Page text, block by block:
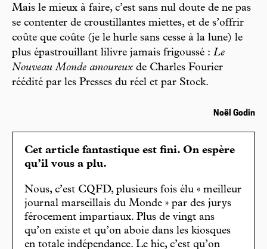
Mais le mieux à faire, c’est sans nul doute de ne pas
se contenter de croustillantes miettes, et de s’offrir
coûte que coûte (je le hurle sans cesse à la lune) le
plus épastrouillant lilivre jamais frigoussé : Le
Nouveau Monde amoureux de Charles Fourier
réédité par les Presses du réel et par Stock.
Noël Godin
Cet article fantastique est fini. On espère
qu’il vous a plu.
Nous, c’est CQFD, plusieurs fois élu « meilleur
journal marseillais du Monde » par des jurys
férocement impartiaux. Plus de vingt ans
qu’on existe et qu’on aboie dans les kiosques
en totale indépendance. Le hic, c’est qu’on